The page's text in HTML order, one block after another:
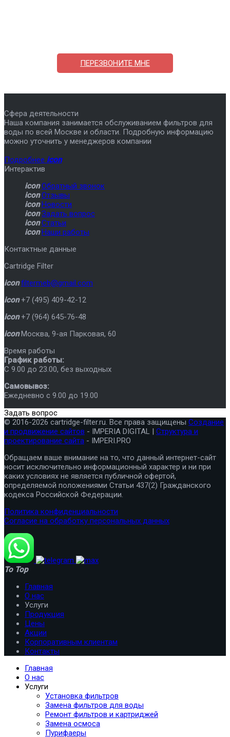
ПЕРЕЗВОНИТЕ МНЕ
Сфера деятельности
Наша компания занимается обслуживанием фильтров для
воды по всей Москве и области. Подробную информацию
можно уточнить у менеджеров компании
Подробнее icon
Интерактив
icon Обратный звонок
icon Отзывы
icon Новости
icon Задать вопрос
icon Статьи
icon Наши работы
Контактные данные
Cartridge Filter
icon filtermeb@gmail.com
icon +7 (495) 409-42-12
icon +7 (964) 645-76-48
icon Москва, 9-ая Парковая, 60
Время работы
График работы:
C 9.00 до 23.00, без выходных
Самовывоз:
Ежедневно с 9.00 до 19.00
Задать вопрос
© 2016-2026 cartridge-filter.ru. Все права защищены Создание
и продвижение сайтов - IMPERIA DIGITAL | Структура и
проектирование сайта - IMPERI.PRO
Обращаем ваше внимание на то, что данный интернет-сайт
носит исключительно информационный характер и ни при
каких условиях не является публичной офертой,
определяемой положениями Статьи 437(2) Гражданского
кодекса Российской Федерации.
Политика конфиденциальности
Согласие на обработку персональных данных
To Top
Главная
О нас
Услуги
Продукция
Цены
Акции
Корпоративным клиентам
Контакты
Главная
О нас
Услуги
Установка фильтров
Замена фильтров для воды
Ремонт фильтров и картриджей
Замена осмоса
Пурифаеры